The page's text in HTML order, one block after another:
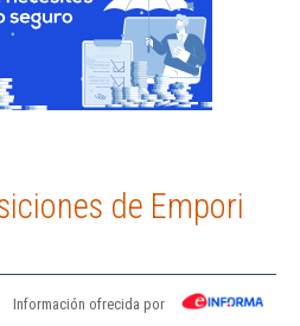
de Empori
Información ofrecida por